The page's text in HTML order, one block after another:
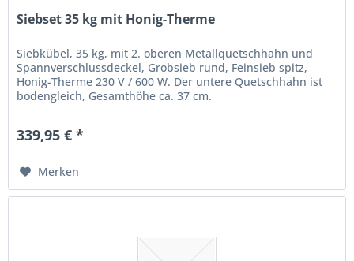
Siebset 35 kg mit Honig-Therme
Siebkübel, 35 kg, mit 2. oberen Metallquetschhahn und
Spannverschlussdeckel, Grobsieb rund, Feinsieb spitz,
Honig-Therme 230 V / 600 W. Der untere Quetschhahn ist
bodengleich, Gesamthöhe ca. 37 cm.
339,95 € *
Merken